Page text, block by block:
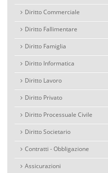
Diritto Commerciale
Diritto Fallimentare
Diritto Famiglia
Diritto Informatica
Diritto Lavoro
Diritto Privato
Diritto Processuale Civile
Diritto Societario
Contratti - Obbligazione
Assicurazioni